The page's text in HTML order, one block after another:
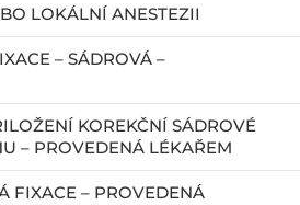
LOKÁLNÍ ANESTEZII
– SÁDROVÁ –
KOREKČNÍ SÁDROVÉ
– PROVEDENÁ LÉKAŘEM
FIXACE – PROVEDENÁ